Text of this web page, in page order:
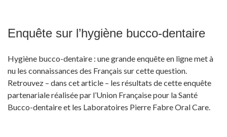
Enquête sur l’hygiène bucco-dentaire
Hygiène bucco-dentaire : une grande enquête en ligne met à
nu les connaissances des Français sur cette question.
Retrouvez – dans cet article – les résultats de cette enquête
partenariale réalisée par l’Union Française pour la Santé
Bucco-dentaire et les Laboratoires Pierre Fabre Oral Care.